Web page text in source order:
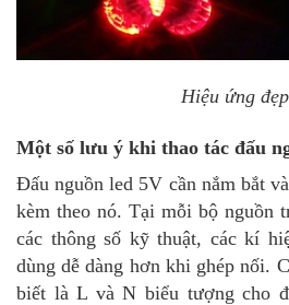
Hiệu ứng
Một số lưu ý khi thao tác đấu
Đấu nguồn led 5V cần nắm bắt
kèm theo nó. Tại mỗi bộ nguồn
các thông số kỹ thuật, các kí
dùng dễ dàng hơn khi ghép nối.
biết là L và N biểu tượng cho